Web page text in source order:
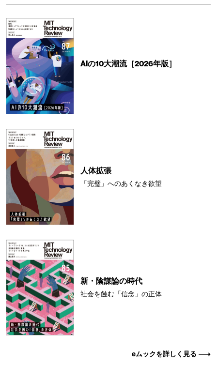
AIの10大潮流［2026年版］
人体拡張
「完璧」へのあくなき欲望
新・陰謀論の時代
社会を蝕む「信念」の正体
eムックを詳しく見る